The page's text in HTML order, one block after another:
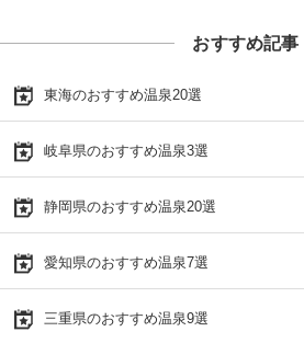
おすすめ記事
東海のおすすめ温泉20選
岐阜県のおすすめ温泉3選
静岡県のおすすめ温泉20選
愛知県のおすすめ温泉7選
三重県のおすすめ温泉9選